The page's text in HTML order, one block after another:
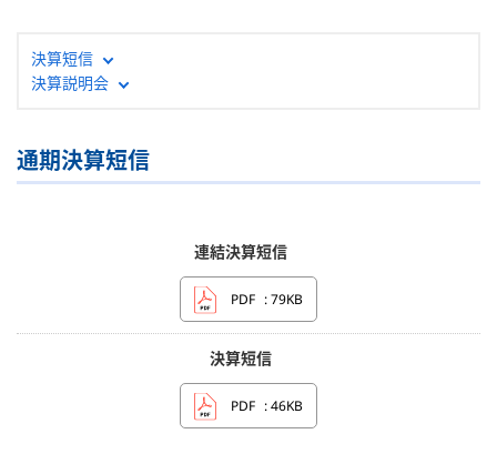
決算短信
決算説明会
通期決算短信
連結決算短信
PDF : 79KB
決算短信
PDF : 46KB